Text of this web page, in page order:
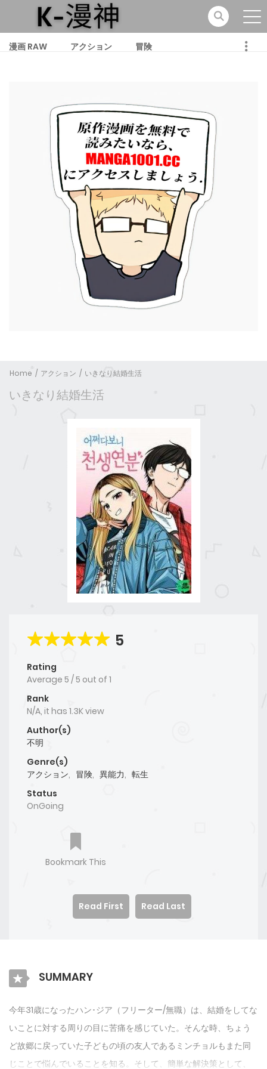
漫画 RAW アクション 冒険
Home アクション いきなり結婚生活
いきなり結婚生活
5
Rating
Average 5 /5 out of 1
Rank
N/A, it has 1.3K view
Author(s)
不明
Genre(s)
アクション, 冒険, 異能力, 転生
Status
OnGoing
Bookmark This
Read First Read Last
SUMMARY
今年31歳になったハン･ジア（フリーター/無職）は、結婚をしてな
いことに対する周りの目に苦痛を感じていた。そんな時、ちょう
ど故郷に戻っていた子どもの頃の友人であるミンチョルもまた同
じことで悩んでいることを知る。そして、簡単な解決策として、